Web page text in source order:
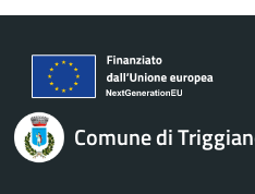
Comune di